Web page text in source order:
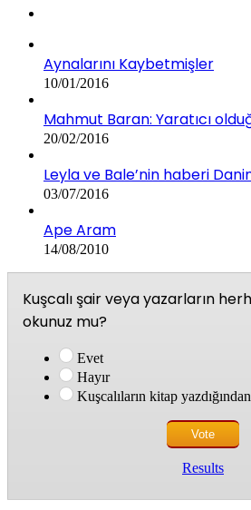
Aynalarını Kaybetmişler
10/01/2016
Mahmut Baran: Yaratıcı
20/02/2016
Leyla ve Bale’nin haberi
03/07/2016
Ape Aram
14/08/2010
Kuşcalı şair veya yazarların
okunuz mu?
Evet
Hayır
Kuşcalıların kitap
Results